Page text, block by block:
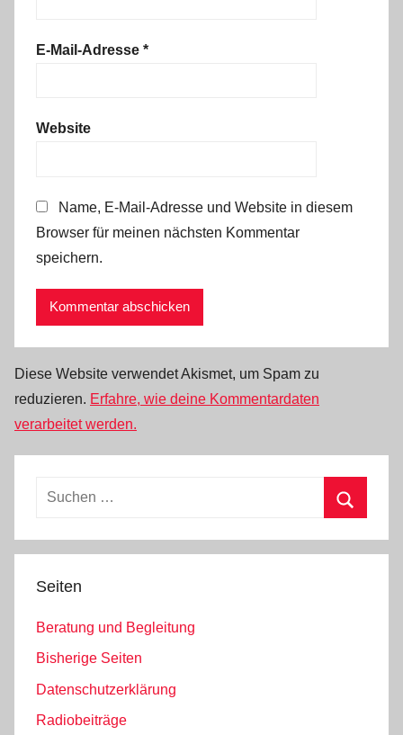
E-Mail-Adresse *
Website
Name, E-Mail-Adresse und Website in diesem
Browser für meinen nächsten Kommentar
speichern.
Diese Website verwendet Akismet, um Spam zu
reduzieren. Erfahre, wie deine Kommentardaten
verarbeitet werden.
Suchen
Seiten
Beratung und Begleitung
Bisherige Seiten
Datenschutzerklärung
Radiobeiträge